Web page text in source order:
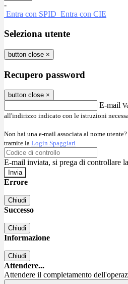
-
Entra con SPID Entra con CIE
Seleziona utente
button close ×
Recupero password
button close ×
E-mail
all'indirizzo indicato con le istruzioni
Non hai una e-mail associata al nome
tramite la Login Spaggiari
E-mail inviata, si prega di controllare
Errore
Chiudi
Successo
Chiudi
Informazione
Chiudi
Attendere...
Attendere il completamento